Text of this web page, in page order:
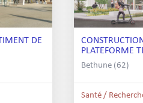
DE
PLATEFORME
Bethune (62)
Santé /